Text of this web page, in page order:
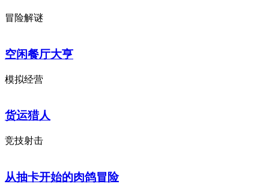
冒险解谜
空闲餐厅大亨
模拟经营
货运猎人
竞技射击
从抽卡开始的肉鸽冒险